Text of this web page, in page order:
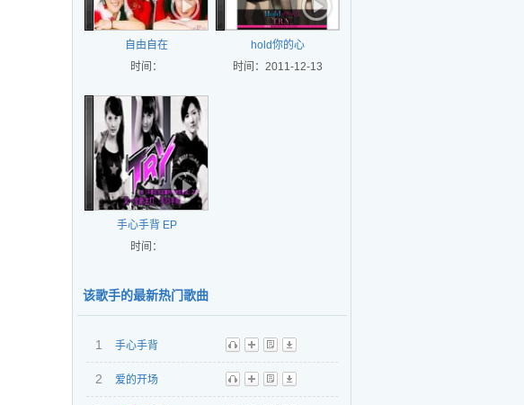
自由自在
时间：
hold你的心
时间：2011-12-13
手心手背 EP
时间：
该歌手的最新热门歌曲
1
手心手背
听
播 歌 下
2
爱的开场
听
播 歌 下